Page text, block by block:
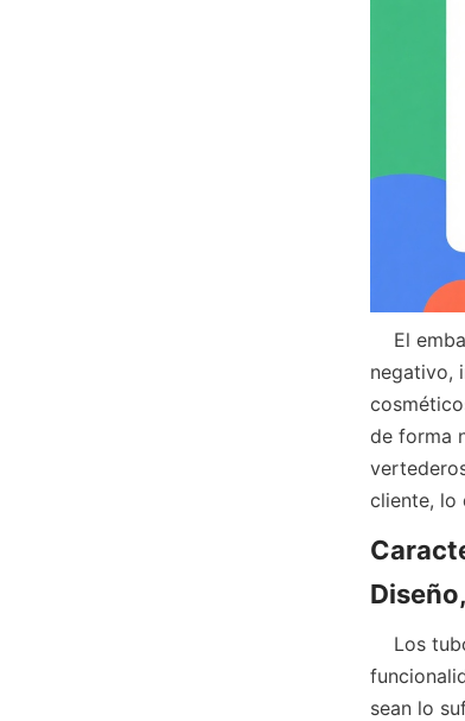
negativo,
de forma
cliente, lo
sean lo